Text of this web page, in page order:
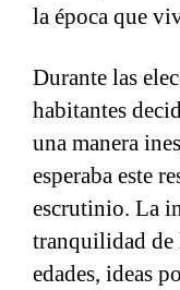
la época que
Durante las
habitantes
una manera
esperaba este
escrutinio. La
tranquilidad de
edades, ideas